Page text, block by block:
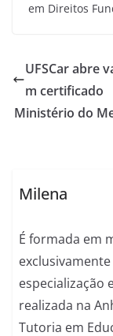
em Direitos
UFSCar abre
m certificado
Ministério do
Milena
É formada em
especialização
realizada na
Tutoria em